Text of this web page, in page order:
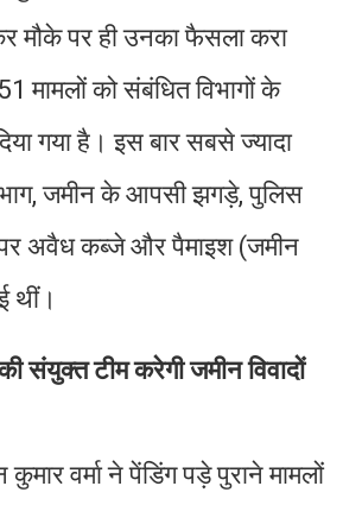
मौके पर ही उनका फैसला करा
मामलों को संबंधित विभागों के
गया है। इस बार सबसे ज्यादा
जमीन के आपसी झगड़े, पुलिस
अवैध कब्जे और पैमाइश (जमीन
थीं।
संयुक्त टीम करेगी जमीन विवादों
कुमार वर्मा ने पेंडिंग पड़े पुराने मामलों